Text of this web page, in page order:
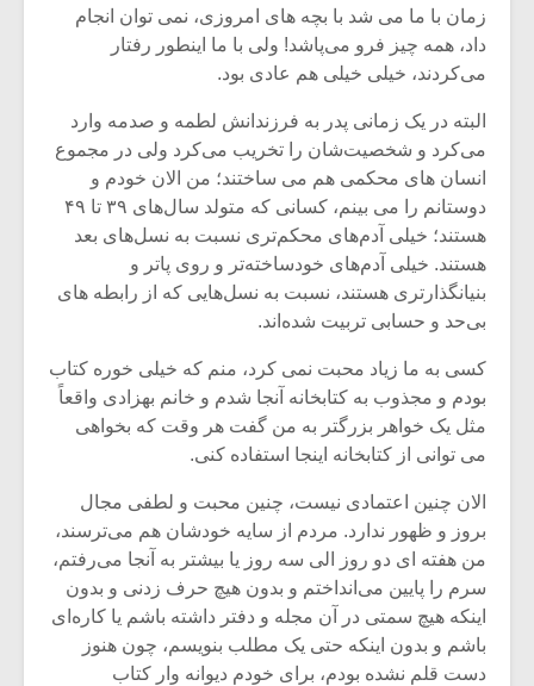
زمان با ما می‌ شد با بچه های امروزی، نمی توان انجام
داد، همه چیز فرو می‌پاشد! ولی با ما اینطور رفتار
می‌‌کردند، خیلی خیلی هم عادی بود.
البته در یک زمانی پدر به فرزندانش لطمه و صدمه وارد
می‌‌کرد و شخصیت‌شان را تخریب می‌کرد ولی در مجموع
انسان های محکمی هم می‌ ساختند؛ من الان خودم و
دوستانم را می‌ بینم، کسانی که متولد سال‌های ۳۹ تا ۴۹
هستند؛ خیلی آدم‌های محکم‌تری نسبت به نسل‌های بعد
هستند. خیلی آدم‌های خودساخته‌تر و روی پاتر و
بنیانگذارتری هستند، نسبت به نسل‌هایی که از رابطه های
بی‌حد و حسابی تربیت شده‌اند.
کسی به ما زیاد محبت نمی کرد، منم که خیلی خوره کتاب
بودم و مجذوب به کتابخانه آنجا شدم و خانم بهزادی واقعاً
مثل یک خواهر بزرگتر به من گفت هر وقت که بخواهی
می‌ توانی از کتابخانه اینجا استفاده کنی.
الان چنین اعتمادی نیست، چنین محبت و لطفی مجال
بروز و ظهور ندارد. مردم از سایه خودشان هم می‌ترسند،
من هفته‌ ای دو روز الی سه روز یا بیشتر به آنجا می‌رفتم،
سرم را پایین می‌‌انداختم و بدون هیچ حرف زدنی و بدون
اینکه هیچ سمتی در آن مجله و دفتر داشته باشم یا کاره‌ای
باشم و بدون اینکه حتی یک مطلب بنویسم، چون هنوز
دست قلم نشده بودم، برای خودم دیوانه وار کتاب